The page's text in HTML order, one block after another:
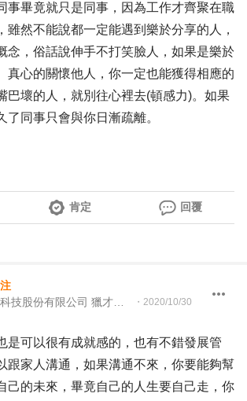
事畢竟就只是同事，因為工作才齊聚在職
雖然不能說都一定能遇到樂於分享的人，
念，俗話說伸手不打笑臉人，如果是樂於
真心的關懷他人，你一定也能獲得相應的
巴壞的人，就別往心裡去(頓感力)。如果
了同事只會與你日漸疏離。
肯定 回覆
・ 2020/10/30
是可以很有成就感的，也有不錯發展管
跟家人溝通，如果溝通不來，你要能夠幫
己的未來，畢竟自己的人生要自己走，你